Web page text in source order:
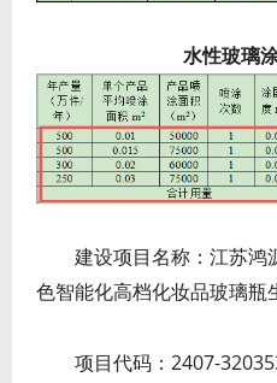
水性玻璃涂
建设项目名称：江苏鸿
色智能化高档化妆品玻璃瓶
项目代码：2407-